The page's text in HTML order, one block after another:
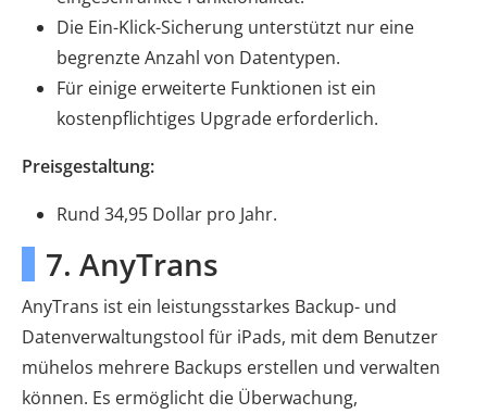
Die Ein-Klick-Sicherung unterstützt nur eine
begrenzte Anzahl von Datentypen.
Für einige erweiterte Funktionen ist ein
kostenpflichtiges Upgrade erforderlich.
Preisgestaltung:
Rund 34,95 Dollar pro Jahr.
7. AnyTrans
AnyTrans ist ein leistungsstarkes Backup- und
Datenverwaltungstool für iPads, mit dem Benutzer
mühelos mehrere Backups erstellen und verwalten
können. Es ermöglicht die Überwachung,